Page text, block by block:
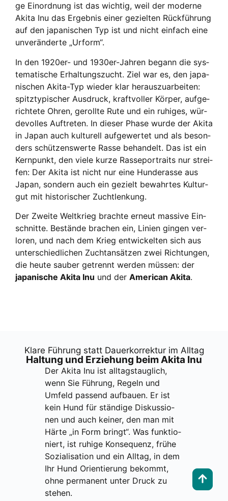
ge Ein­ord­nung ist das wich­tig, weil der moder­ne
Aki­ta Inu das Ergeb­nis einer geziel­ten Rück­füh­rung
auf den japa­ni­schen Typ ist und nicht ein­fach eine
unver­än­der­te „Urform“.
In den 1920er- und 1930er-Jah­ren begann die sys­
te­ma­ti­sche Erhal­tungs­zucht. Ziel war es, den japa­
ni­schen Aki­ta-Typ wie­der klar her­aus­zu­ar­bei­ten:
spitz­ty­pi­scher Aus­druck, kraft­vol­ler Kör­per, auf­ge­
rich­te­te Ohren, geroll­te Rute und ein ruhi­ges, wür­
de­vol­les Auf­tre­ten. In die­ser Pha­se wur­de der Aki­ta
in Japan auch kul­tu­rell auf­ge­wer­tet und als beson­
ders schüt­zens­wer­te Ras­se behan­delt. Das ist ein
Kern­punkt, den vie­le kur­ze Ras­se­por­traits nur strei­
fen: Der Aki­ta ist nicht nur eine Hun­de­ras­se aus
Japan, son­dern auch ein gezielt bewahr­tes Kul­tur­
gut mit his­to­ri­scher Zucht­len­kung.
Der Zwei­te Welt­krieg brach­te erneut mas­si­ve Ein­
schnit­te. Bestän­de bra­chen ein, Lini­en gin­gen ver­
lo­ren, und nach dem Krieg ent­wi­ckel­ten sich aus
unter­schied­li­chen Zucht­an­sät­zen zwei Rich­tun­gen,
die heu­te sau­ber getrennt wer­den müs­sen: der
japa­ni­sche Aki­ta Inu und der Ame­ri­can Aki­ta.
Kla­re Füh­rung statt Dau­er­kor­rek­tur im All­tag
Hal­tung und Erzie­hung beim Aki­ta Inu
Der Aki­ta Inu ist all­tags­taug­lich,
wenn Sie Füh­rung, Regeln und
Umfeld pas­send auf­bau­en. Er ist
kein Hund für stän­di­ge Dis­kus­sio­
nen und auch kei­ner, den man mit
Här­te „in Form bringt“. Was funk­tio­
niert, ist ruhi­ge Kon­se­quenz, frü­he
Sozia­li­sa­ti­on und ein All­tag, in dem
Ihr Hund Ori­en­tie­rung bekommt,
ohne per­ma­nent unter Druck zu
ste­hen.